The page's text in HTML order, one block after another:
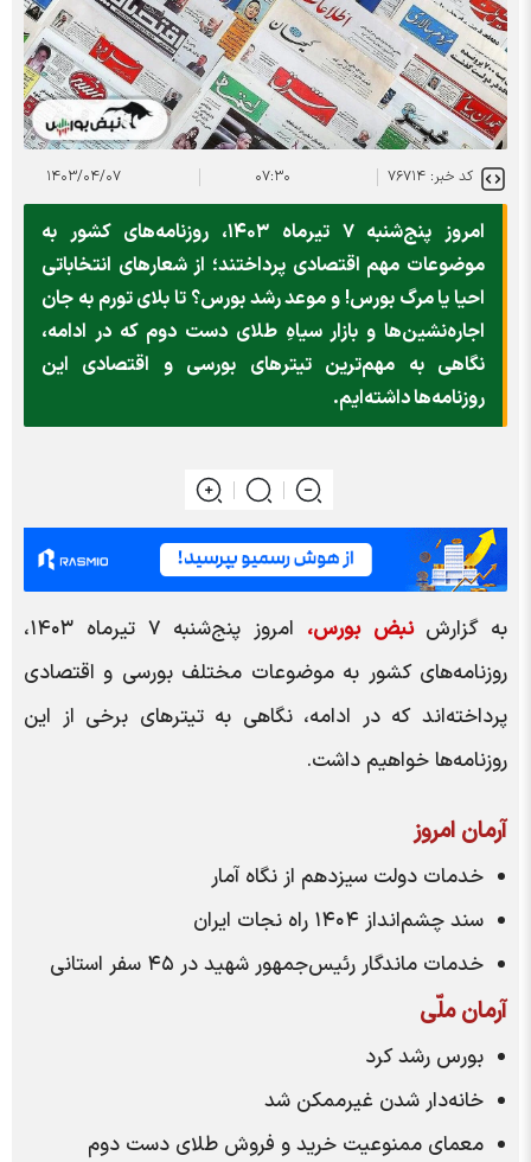
کد خبر: ۷۶۷۱۴ ۰۷:۳۰ ۱۴۰۳/۰۴/۰۷
امروز پنج‌شنبه ۷ تیرماه ۱۴۰۳، روزنامه‌های کشور به
موضوعات مهم اقتصادی پرداختند؛ از شعار‌های انتخاباتی
احیا یا مرگ بورس! و موعد رشد بورس؟ تا بلای تورم به جان
اجاره‌نشین‌ها و بازار سیاهِ طلای دست دوم که در ادامه،
نگاهی به مهم‌ترین تیتر‌های بورسی و اقتصادی این
روزنامه‌ها داشته‌ایم.
به گزارشنبض بورس،
امروز پنج‌شنبه ۷ تیرماه ۱۴۰۳،
روزنامه‌های کشور به موضوعات مختلف بورسی و اقتصادی
پرداخته‌اند که در ادامه، نگاهی به تیتر‌های برخی از این
روزنامه‌ها خواهیم داشت.
آرمان امروز
خدمات دولت سیزدهم از نگاه آمار
سند چشم‌انداز ۱۴۰۴ راه نجات ایران
خدمات ماندگار رئیس‌جمهور شهید در ۴۵ سفر استانی
آرمان ملّی
بورس رشد کرد
خانه‌دار شدن غیرممکن شد
معمای ممنوعیت خرید و فروش طلای دست دوم